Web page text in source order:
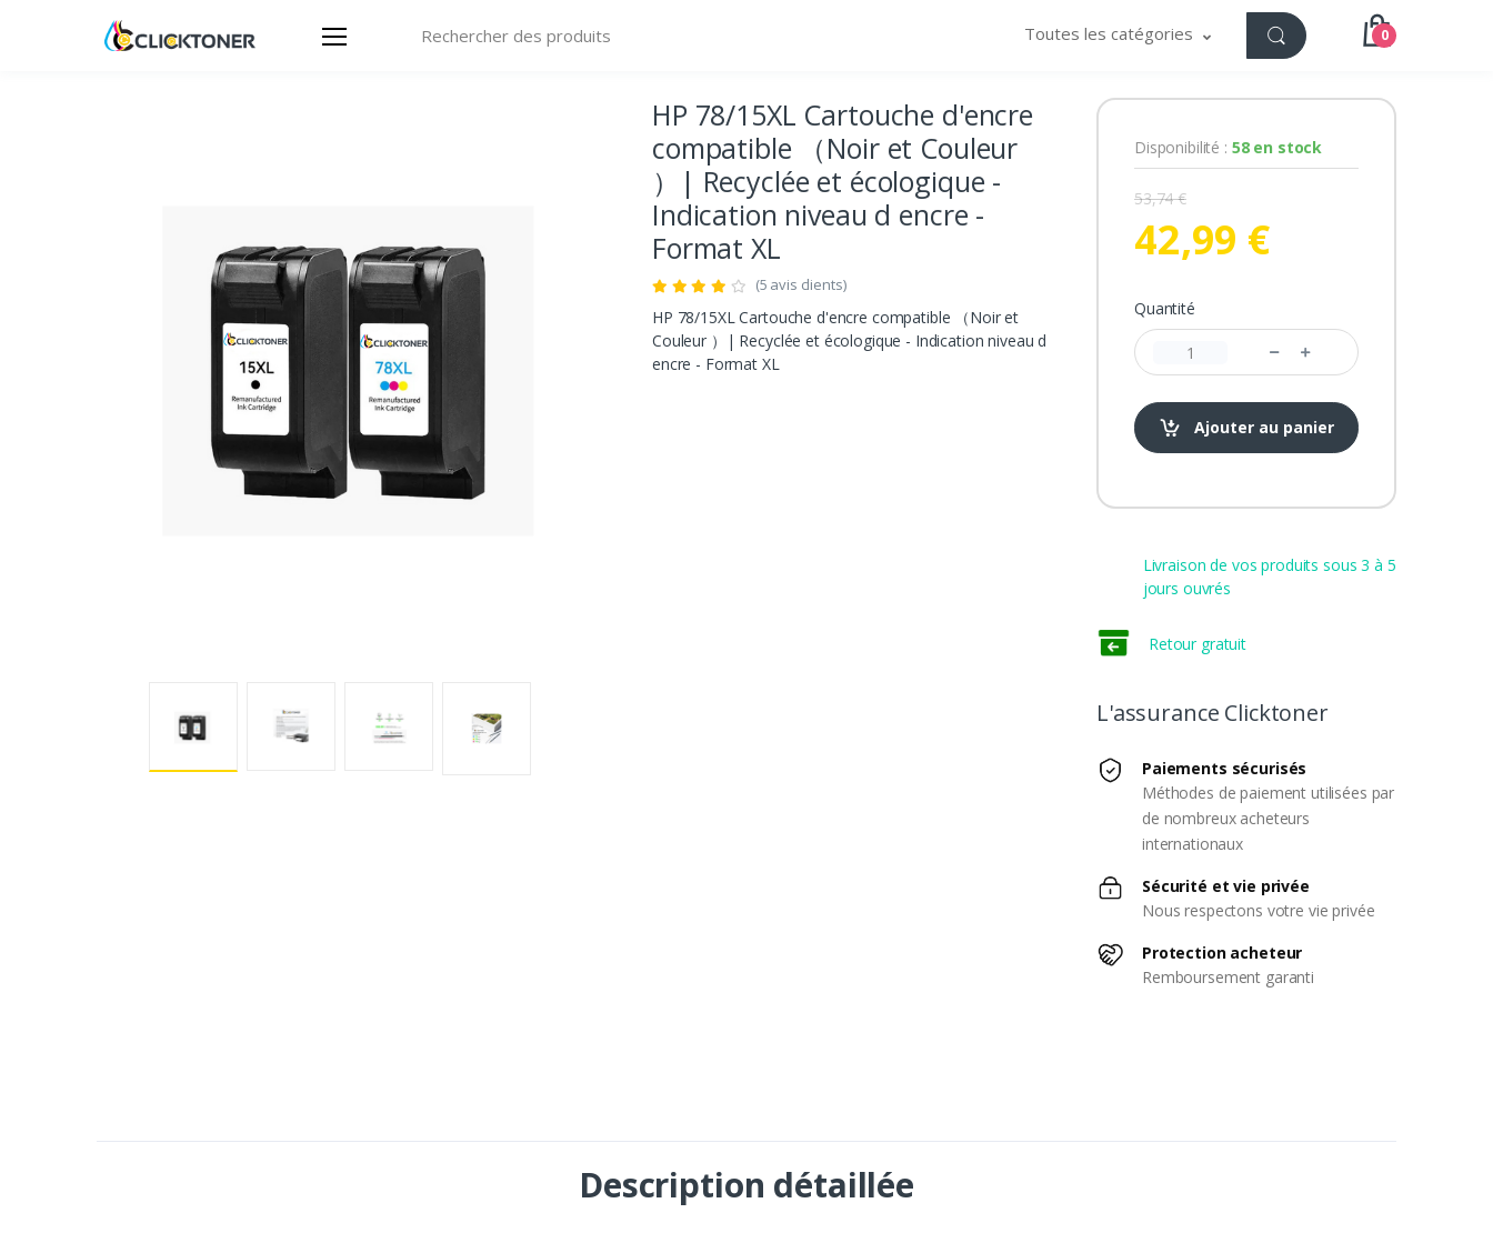
Toutes les catégories 0
HP 78/15XL Cartouche d'encre
compatible （Noir et Couleur
）| Recyclée et écologique -
Indication niveau d encre -
Format XL
(5 avis clients)
HP 78/15XL Cartouche d'encre compatible （Noir et
Couleur ）| Recyclée et écologique - Indication niveau d
encre - Format XL
Disponibilité : 58 en stock
53,74 €
42,99 €
Quantité
Ajouter au panier
Livraison de vos produits sous 3 à 5
jours ouvrés
Retour gratuit
L'assurance Clicktoner
Paiements sécurisés
Méthodes de paiement utilisées par
de nombreux acheteurs
internationaux
Sécurité et vie privée
Nous respectons votre vie privée
Protection acheteur
Remboursement garanti
Description détaillée